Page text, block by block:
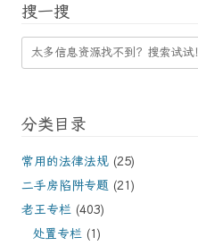
搜一搜
分类目录
常用的法律法规 (25)
二手房陷阱专题 (21)
老王专栏 (403)
处置专栏 (1)